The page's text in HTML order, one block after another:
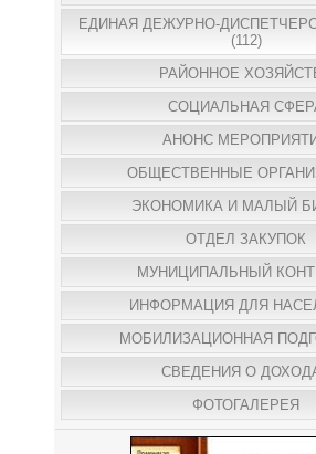
ЕДИНАЯ ДЕЖУРНО-
(112)
РАЙОННОЕ
СОЦИАЛЬНАЯ
АНОНС
ОБЩЕСТВЕННЫЕ
ЭКОНОМИКА И МАЛЫЙ
ОТДЕЛ ЗАКУПОК
МУНИЦИПАЛЬНЫЙ
ИНФОРМАЦИЯ ДЛЯ
МОБИЛИЗАЦИОННАЯ
СВЕДЕНИЯ О
ФОТОГАЛЕРЕЯ